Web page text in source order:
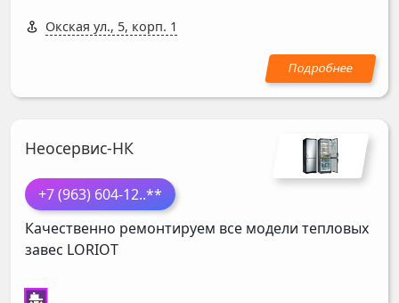
Окская ул., 5, корп. 1
Неосервис-НК
+7 (963) 604-12..**
Качественно ремонтируем все модели тепловых
завес LORIOT